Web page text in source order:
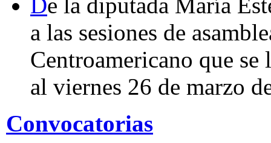
a las sesiones de
Centroamericano que
al viernes 26 de marzo
Convocatorias